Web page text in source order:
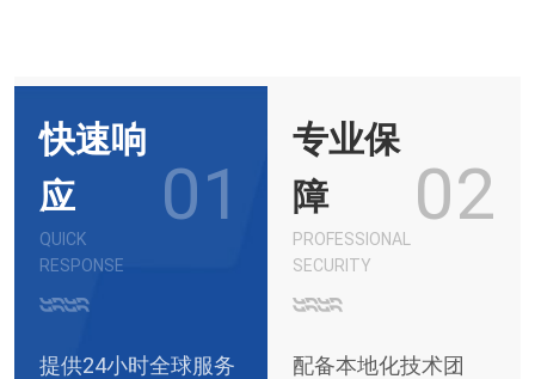
快速响
应
QUICK
RESPONSE
01
提供24小时全球服务
专业保
障
PROFESSIONAL
SECURITY
02
配备本地化技术团